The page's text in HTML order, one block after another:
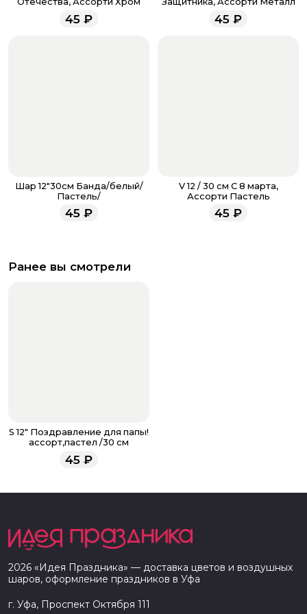
менеджеры работают ежедневно с 9.00 до 23.00 и
всегда рады проконсультировать вас.
45 ₽ 45 ₽
Шар 12"30см Банда/белый/
Пастель/
45 ₽
V 12 / 30 см С 8 марта,
Ассорти Пастель
45 ₽
Ранее вы смотрели
S 12" Поздравление для папы!
ассорт,пастел /30 см
45 ₽
2026 «Идея Праздника» — доставка цветов и воздушных
шаров, оформление праздников в Уфа
г. Уфа, Проспект Октября 111